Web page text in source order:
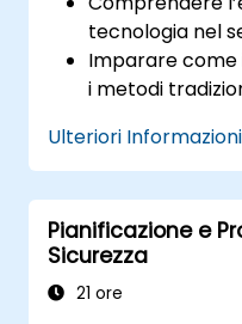
tecnologia nel
Imparare
i metodi
Comprendere le
cybersicurezza,
digitali e come
informatiche
Ulteriori
Pianificazione e
Sicurezza
21 ore